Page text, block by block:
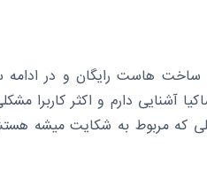
ساخت هاست رایگان و در ادامه
آشنایی دارم و اکثر کاربرا
که مربوط به شکایت میشه